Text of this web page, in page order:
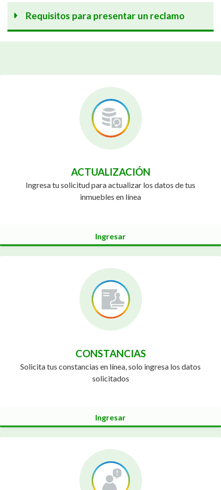
Requisitos para presentar un reclamo
ACTUALIZACIÓN
Ingresa tu solicitud para actualizar los datos de tus
inmuebles en línea
Ingresar
CONSTANCIAS
Solicita tus constancias en línea, solo ingresa los datos
solicitados
Ingresar